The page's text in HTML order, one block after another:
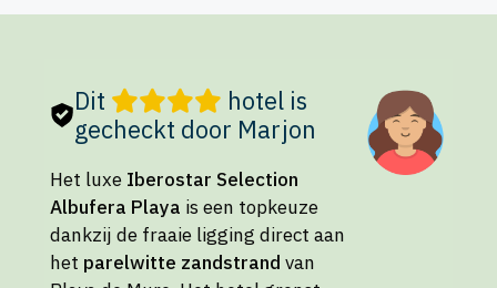
Dit
hotel is
gecheckt door Marjon
Het luxe Iberostar Selection
Albufera Playa is een topkeuze
dankzij de fraaie ligging direct aan
het parelwitte zandstrand van